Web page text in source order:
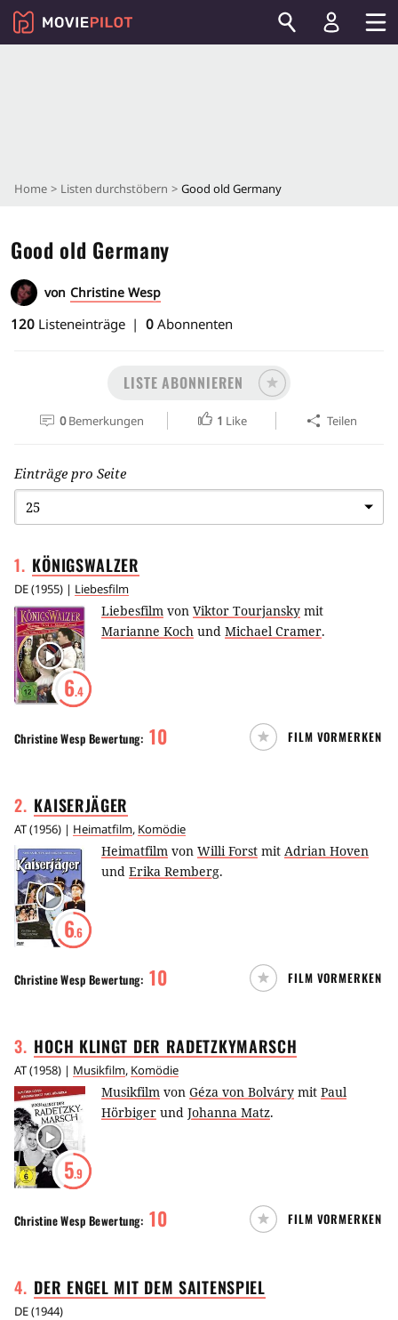
Home Listen durchstöbern Good old Germany
Good old Germany
von Christine Wesp
120 Listeneinträge 0 Abonnenten
LISTE ABONNIEREN
0 Bemerkungen 1 Like Teilen
Einträge pro Seite
1. KÖNIGSWALZER
DE(1955) | Liebesfilm
6.4
Liebesfilm von Viktor Tourjansky mit
Marianne Koch und Michael Cramer.
Christine Wesp Bewertung: 10 FILM VORMERKEN
2. KAISERJÄGER
AT(1956) | Heimatfilm, Komödie
6.6
Heimatfilm von Willi Forst mit Adrian Hoven
und Erika Remberg.
Christine Wesp Bewertung: 10 FILM VORMERKEN
3. HOCH KLINGT DER RADETZKYMARSCH
AT(1958) | Musikfilm, Komödie
5.9
Musikfilm von Géza von Bolváry mit Paul
Hörbiger und Johanna Matz.
Christine Wesp Bewertung: 10 FILM VORMERKEN
4. DER ENGEL MIT DEMSAITENSPIEL
DE(1944)